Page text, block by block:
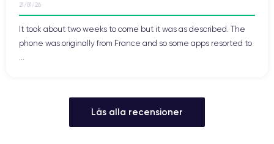
21/01/26
It took about two weeks to come but it was as described. The
phone was originally from France and so some apps resorted to
Läs alla recensioner